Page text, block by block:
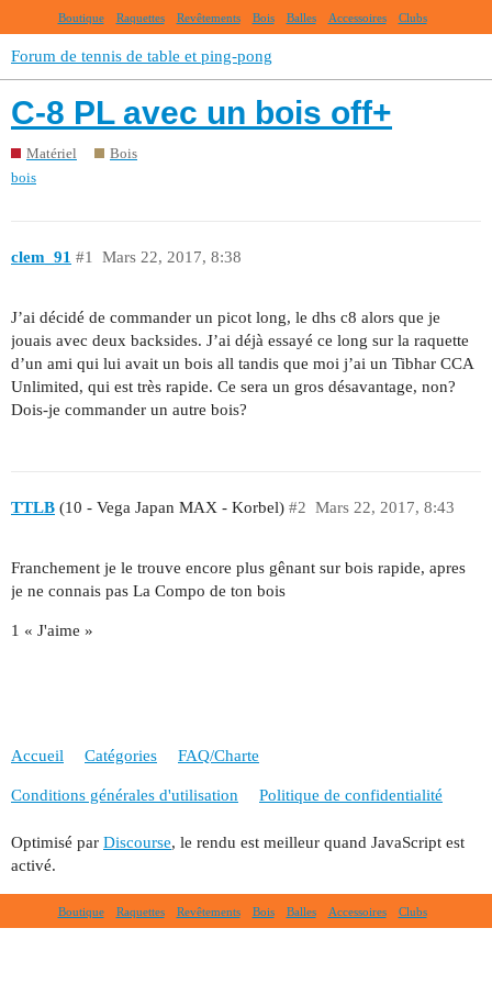
Boutique Raquettes Revêtements Bois Balles Accessoires Clubs
Forum de tennis de table et ping-pong
C-8 PL avec un bois off+
Matériel
Bois
bois
clem_91 Mars 22, 2017, 8:38
#1
J’ai décidé de commander un picot long, le dhs c8 alors que je
jouais avec deux backsides. J’ai déjà essayé ce long sur la raquette
d’un ami qui lui avait un bois all tandis que moi j’ai un Tibhar CCA
Unlimited, qui est très rapide. Ce sera un gros désavantage, non?
Dois-je commander un autre bois?
TTLB (10 - Vega Japan MAX - Korbel) Mars 22, 2017, 8:43
#2
Franchement je le trouve encore plus gênant sur bois rapide, apres
je ne connais pas La Compo de ton bois
1 « J'aime »
Accueil Catégories FAQ/Charte
Conditions générales d'utilisation Politique de confidentialité
Optimisé par Discourse, le rendu est meilleur quand JavaScript est
activé.
Boutique Raquettes Revêtements Bois Balles Accessoires Clubs